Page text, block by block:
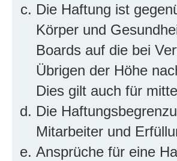
Die Haftung ist
Körper und
Boards auf die bei
Übrigen der Höhe
Dies gilt auch für
Die
Mitarbeiter und
Ansprüche für eine